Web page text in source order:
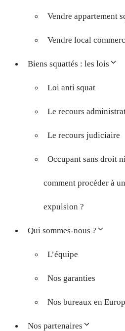
Vendre appartement
Vendre local
Biens squattés : les lois
Loi anti squat
Le recours
Le recours judiciaire
Occupant sans droit
comment procéder à
expulsion ?
Qui sommes-nous ?
L’équipe
Nos garanties
Nos bureaux en
Nos partenaires